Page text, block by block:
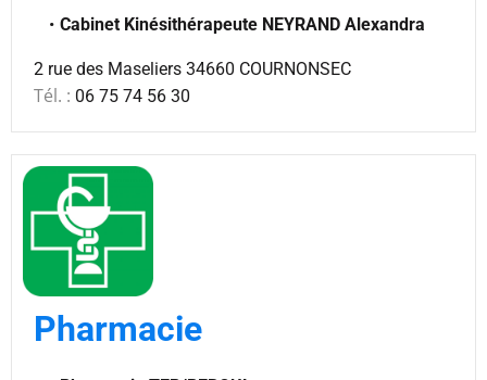
Cabinet Kinésithérapeute NEYRAND Alexandra
2 rue des Maseliers 34660 COURNONSEC
Tél. : 06 75 74 56 30
Pharmacie